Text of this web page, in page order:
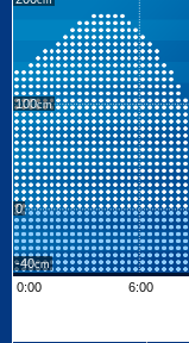
100
0
-40
0:00
6:00